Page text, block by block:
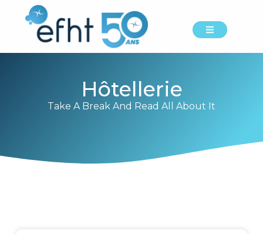
Hôtellerie
Take A Break And Read All About It